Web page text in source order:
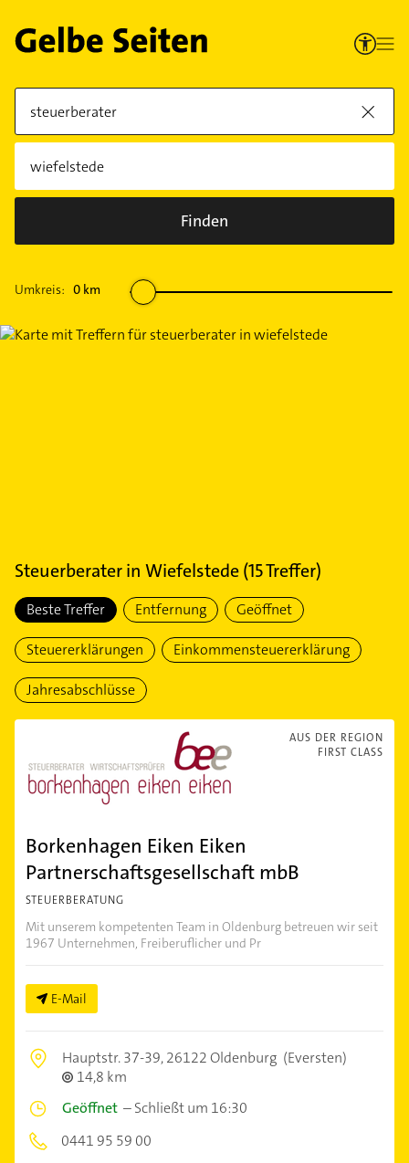
Finden
Umkreis: 0 km
Steuerberaterin Wiefelstede(15Treffer)
Beste Treffer Entfernung Geöffnet
Steuererklärungen Einkommensteuererklärung
Jahresabschlüsse
AUS DER REGION
FIRST CLASS
Borkenhagen Eiken Eiken
Partnerschaftsgesellschaft mbB
STEUERBERATUNG
Mit unserem kompetenten Team in Oldenburg betreuen wir seit
1967 Unternehmen, Freiberuflicher und Pr
E-Mail
Hauptstr. 37-39,26122 Oldenburg (Eversten)
14,8 km
Geöffnet –Schließt um 16:30
0441 95 59 00